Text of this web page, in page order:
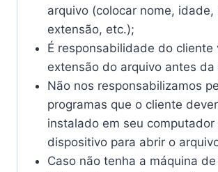
arquivo (colocar nome, idade,
extensão, etc.);
É responsabilidade do cliente
extensão do arquivo antes da
Não nos responsabilizamos
programas que o cliente
instalado em seu computador
dispositivo para abrir o
Caso não tenha a máquina